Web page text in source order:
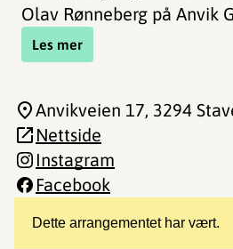
Olav Rønneberg på Anvik
Les mer
Dette arrangementet har vært.
Anvikveien 17, 3294
Nettside
Instagram
Facebook